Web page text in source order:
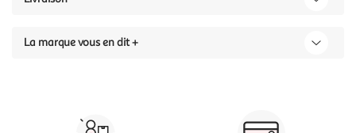
La marque vous en dit +